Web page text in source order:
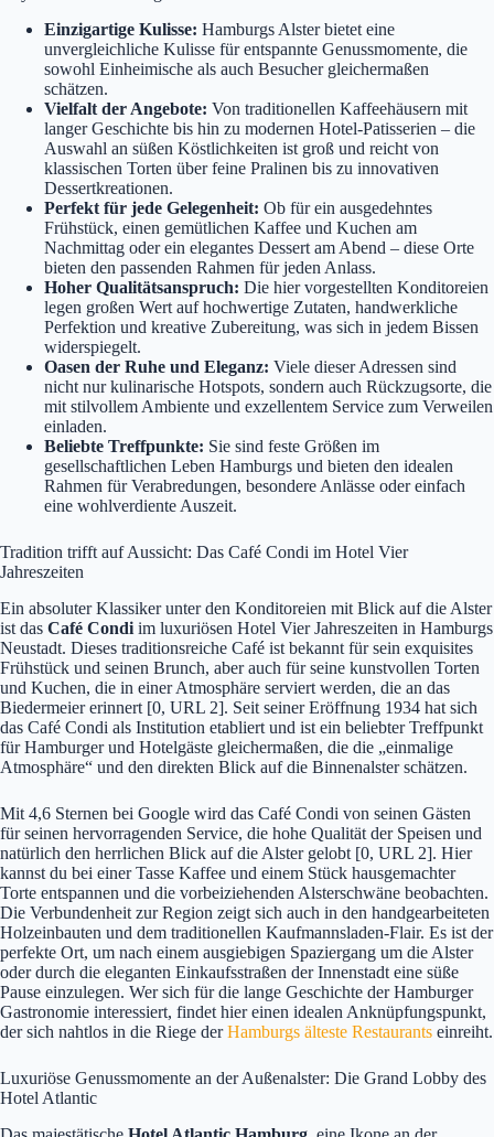
Einzigartige Kulisse: Hamburgs Alster bietet eine
unvergleichliche Kulisse für entspannte Genussmomente, die
sowohl Einheimische als auch Besucher gleichermaßen
schätzen.
Vielfalt der Angebote: Von traditionellen Kaffeehäusern mit
langer Geschichte bis hin zu modernen Hotel-Patisserien – die
Auswahl an süßen Köstlichkeiten ist groß und reicht von
klassischen Torten über feine Pralinen bis zu innovativen
Dessertkreationen.
Perfekt für jede Gelegenheit: Ob für ein ausgedehntes
Frühstück, einen gemütlichen Kaffee und Kuchen am
Nachmittag oder ein elegantes Dessert am Abend – diese Orte
bieten den passenden Rahmen für jeden Anlass.
Hoher Qualitätsanspruch: Die hier vorgestellten Konditoreien
legen großen Wert auf hochwertige Zutaten, handwerkliche
Perfektion und kreative Zubereitung, was sich in jedem Bissen
widerspiegelt.
Oasen der Ruhe und Eleganz: Viele dieser Adressen sind
nicht nur kulinarische Hotspots, sondern auch Rückzugsorte, die
mit stilvollem Ambiente und exzellentem Service zum Verweilen
einladen.
Beliebte Treffpunkte: Sie sind feste Größen im
gesellschaftlichen Leben Hamburgs und bieten den idealen
Rahmen für Verabredungen, besondere Anlässe oder einfach
eine wohlverdiente Auszeit.
Tradition trifft auf Aussicht: Das Café Condi im Hotel Vier
Jahreszeiten
Ein absoluter Klassiker unter den Konditoreien mit Blick auf die Alster
ist das Café Condi im luxuriösen Hotel Vier Jahreszeiten in Hamburgs
Neustadt. Dieses traditionsreiche Café ist bekannt für sein exquisites
Frühstück und seinen Brunch, aber auch für seine kunstvollen Torten
und Kuchen, die in einer Atmosphäre serviert werden, die an das
Biedermeier erinnert [0, URL 2]. Seit seiner Eröffnung 1934 hat sich
das Café Condi als Institution etabliert und ist ein beliebter Treffpunkt
für Hamburger und Hotelgäste gleichermaßen, die die „einmalige
Atmosphäre“ und den direkten Blick auf die Binnenalster schätzen.
Mit 4,6 Sternen bei Google wird das Café Condi von seinen Gästen
für seinen hervorragenden Service, die hohe Qualität der Speisen und
natürlich den herrlichen Blick auf die Alster gelobt [0, URL 2]. Hier
kannst du bei einer Tasse Kaffee und einem Stück hausgemachter
Torte entspannen und die vorbeiziehenden Alsterschwäne beobachten.
Die Verbundenheit zur Region zeigt sich auch in den handgearbeiteten
Holzeinbauten und dem traditionellen Kaufmannsladen-Flair. Es ist der
perfekte Ort, um nach einem ausgiebigen Spaziergang um die Alster
oder durch die eleganten Einkaufsstraßen der Innenstadt eine süße
Pause einzulegen. Wer sich für die lange Geschichte der Hamburger
Gastronomie interessiert, findet hier einen idealen Anknüpfungspunkt,
der sich nahtlos in die Riege derHamburgs älteste Restaurants einreiht.
Luxuriöse Genussmomente an der Außenalster: Die Grand Lobby des
Hotel Atlantic